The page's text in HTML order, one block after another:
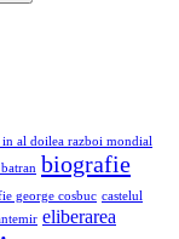
in al doilea razboi mondial
biografie
george cosbuc castelul
eliberarea